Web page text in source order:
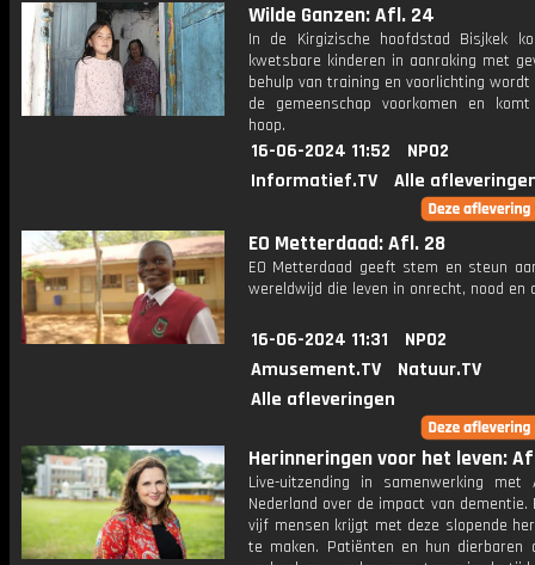
Wilde Ganzen: Afl. 24
In de Kirgizische hoofdstad Bisjkek
kwetsbare kinderen in aanraking met
behulp van training en voorlichting wordt
de gemeenschap voorkomen en
hoop.
16-06-2024 11:52
NPO2
Informatief.TV
Alle
EO Metterdaad: Afl. 28
EO Metterdaad geeft stem en steun
wereldwijd die leven in onrecht, nood en
16-06-2024 11:31
NPO2
Amusement.TV
Natuur.TV
Alle afleveringen
Herinneringen voor het leven:
Live-uitzending in samenwerking met
Nederland over de impact van dementie.
vijf mensen krijgt met deze slopende
te maken. Patiënten en hun dierbaren